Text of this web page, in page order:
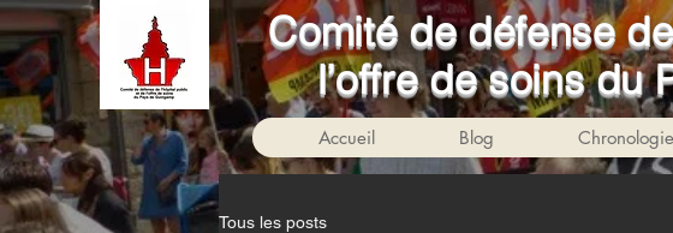
Comité de défense
l’offre de soins du
Accueil Blog Chronologie
Tous les posts